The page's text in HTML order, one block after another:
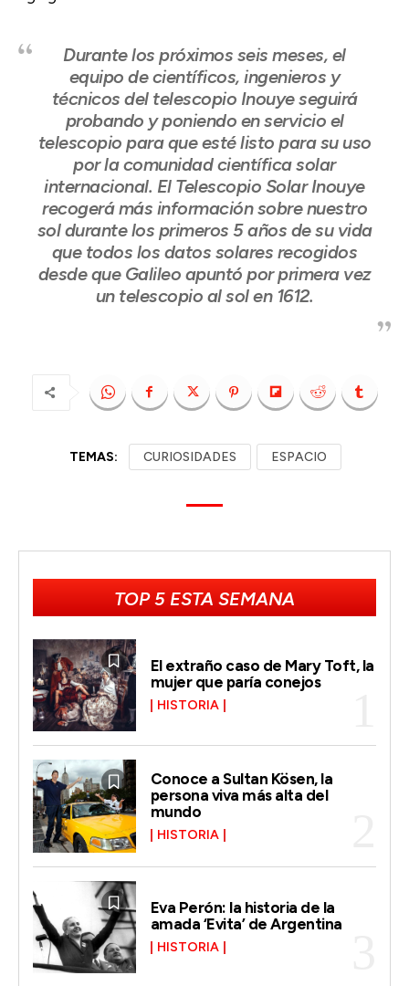
Durante los próximos seis meses, el
equipo de científicos, ingenieros y
técnicos del telescopio Inouye seguirá
probando y poniendo en servicio el
telescopio para que esté listo para su uso
por la comunidad científica solar
internacional. El Telescopio Solar Inouye
recogerá más información sobre nuestro
sol durante los primeros 5 años de su vida
que todos los datos solares recogidos
desde que Galileo apuntó por primera vez
un telescopio al sol en 1612.
TEMAS: CURIOSIDADES ESPACIO
TOP 5 ESTA SEMANA
El extraño caso de Mary Toft, la
mujer que paría conejos
HISTORIA
Conoce a Sultan Kösen, la
persona viva más alta del
mundo
HISTORIA
Eva Perón: la historia de la
amada ‘Evita’ de Argentina
HISTORIA